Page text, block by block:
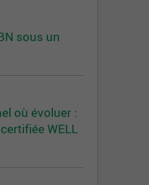
sous un
où évoluer :
WELL